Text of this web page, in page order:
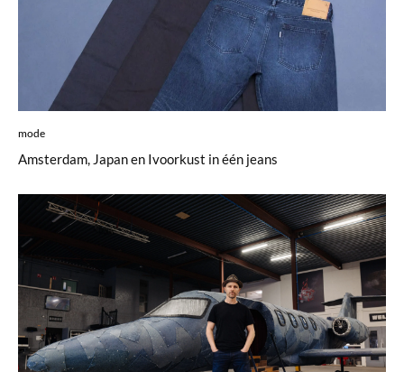
mode
Amsterdam, Japan en Ivoorkust in één jeans